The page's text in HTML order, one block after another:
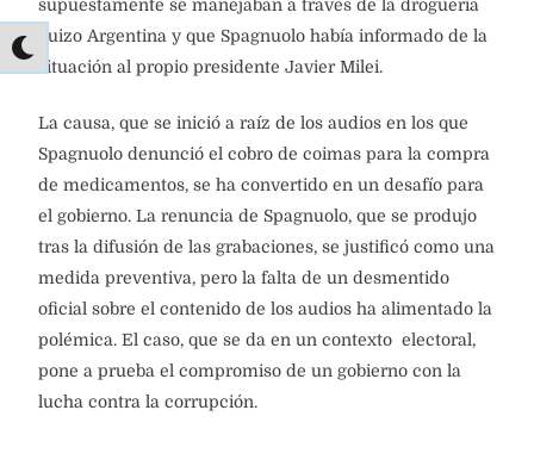
supuestamente se manejaban a través de la droguería
Suizo Argentina y que Spagnuolo había informado de la
situación al propio presidente Javier Milei.
La causa, que se inició a raíz de los audios en los que
Spagnuolo denunció el cobro de coimas para la compra
de medicamentos, se ha convertido en un desafío para
el gobierno. La renuncia de Spagnuolo, que se produjo
tras la difusión de las grabaciones, se justificó como una
medida preventiva, pero la falta de un desmentido
oficial sobre el contenido de los audios ha alimentado la
polémica. El caso, que se da en un contexto electoral,
pone a prueba el compromiso de un gobierno con la
lucha contra la corrupción.